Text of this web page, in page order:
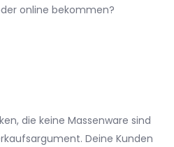
online bekommen?
die keine Massenware sind
Deine Kunden